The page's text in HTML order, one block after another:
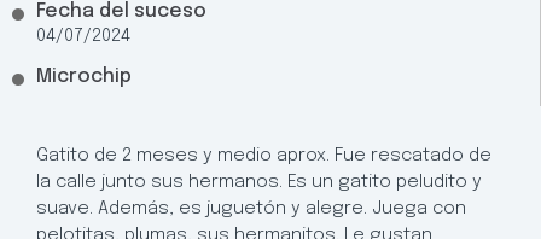
Fecha del suceso
04/07/2024
Microchip
Gatito de 2 meses y medio aprox. Fue rescatado de
la calle junto sus hermanos. Es un gatito peludito y
suave. Además, es juguetón y alegre. Juega con